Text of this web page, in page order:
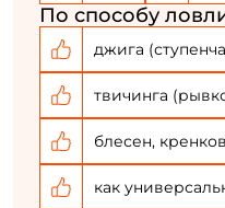
По способу
джига
твичинга
блесен,
как